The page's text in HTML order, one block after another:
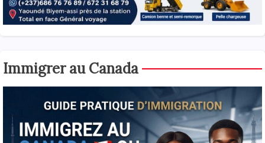
Immigrer au Canada